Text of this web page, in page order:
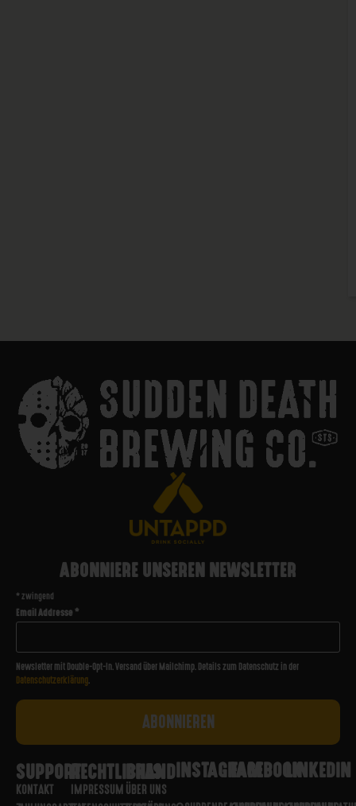
ABONNIERE UNSEREN NEWSLETTER
* zwingend
Email Addresse*
Newsletter mit Double-Opt-In. Versand über Mailchimp. Details zum Datenschutz in der
Datenschutzerklärung.
SUPPORT
KONTAKT
RECHTLICHES
IMPRESSUM
BRAND
ÜBER UNS
INSTAGRAMFACEBOOKLINKEDIN